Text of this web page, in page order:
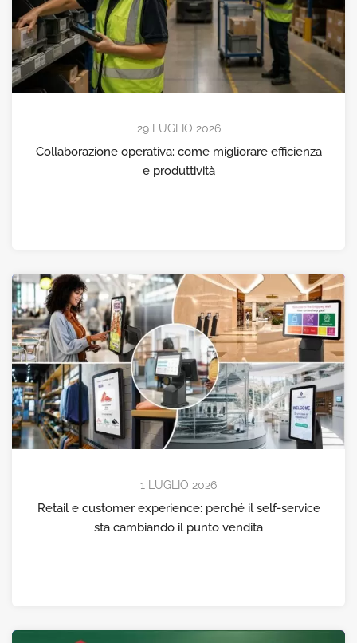
29 LUGLIO 2026
Collaborazione operativa: come migliorare efficienza
e produttività
1 LUGLIO 2026
Retail e customer experience: perché il self-service
sta cambiando il punto vendita